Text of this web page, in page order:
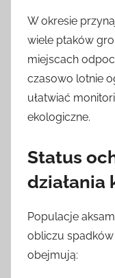
W okresie
wiele ptaków
miejscach
czasowo lotnie
ułatwiać
ekologiczne.
Status
działania
Populacje
obliczu spadków
obejmują: